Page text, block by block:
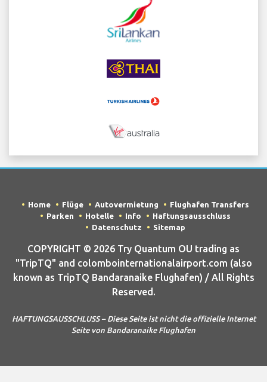
Home Flüge Autovermietung
Flughafen Transfers
Parken
Hotelle Info
Haftungsausschluss
Datenschutz
Sitemap
COPYRIGHT © 2026 Try Quantum OU trading as
"TripTQ" and colombointernationalairport.com (also
known as TripTQ Bandaranaike Flughafen) / All Rights
Reserved.
HAFTUNGSAUSSCHLUSS – Diese Seite ist nicht die offizielle Internet
Seite von Bandaranaike Flughafen